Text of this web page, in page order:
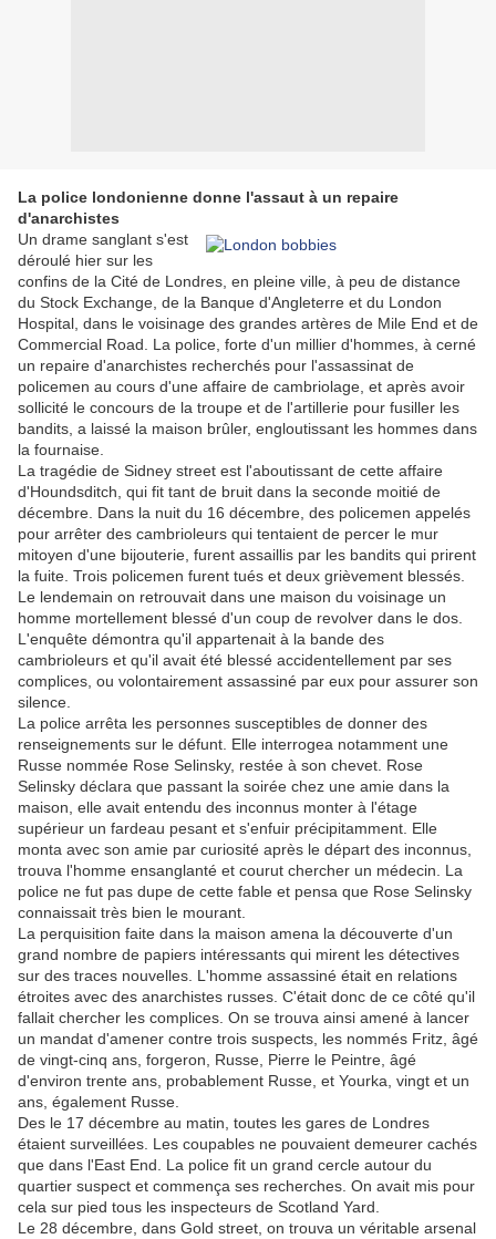
La police londonienne donne l'assaut à un repaire
d'anarchistes
Un drame sanglant s'est
déroulé hier sur les
confins de la Cité de Londres, en pleine ville, à peu de distance
du Stock Exchange, de la Banque d'Angleterre et du London
Hospital, dans le voisinage des grandes artères de Mile End et de
Commercial Road. La police, forte d'un millier d'hommes, à cerné
un repaire d'anarchistes recherchés pour l'assassinat de
policemen au cours d'une affaire de cambriolage, et après avoir
sollicité le concours de la troupe et de l'artillerie pour fusiller les
bandits, a laissé la maison brûler, engloutissant les hommes dans
la fournaise.
La tragédie de Sidney street est l'aboutissant de cette affaire
d'Houndsditch, qui fit tant de bruit dans la seconde moitié de
décembre. Dans la nuit du 16 décembre, des policemen appelés
pour arrêter des cambrioleurs qui tentaient de percer le mur
mitoyen d'une bijouterie, furent assaillis par les bandits qui prirent
la fuite. Trois policemen furent tués et deux grièvement blessés.
Le lendemain on retrouvait dans une maison du voisinage un
homme mortellement blessé d'un coup de revolver dans le dos.
L'enquête démontra qu'il appartenait à la bande des
cambrioleurs et qu'il avait été blessé accidentellement par ses
complices, ou volontairement assassiné par eux pour assurer son
silence.
La police arrêta les personnes susceptibles de donner des
renseignements sur le défunt. Elle interrogea notamment une
Russe nommée Rose Selinsky, restée à son chevet. Rose
Selinsky déclara que passant la soirée chez une amie dans la
maison, elle avait entendu des inconnus monter à l'étage
supérieur un fardeau pesant et s'enfuir précipitamment. Elle
monta avec son amie par curiosité après le départ des inconnus,
trouva l'homme ensanglanté et courut chercher un médecin. La
police ne fut pas dupe de cette fable et pensa que Rose Selinsky
connaissait très bien le mourant.
La perquisition faite dans la maison amena la découverte d'un
grand nombre de papiers intéressants qui mirent les détectives
sur des traces nouvelles. L'homme assassiné était en relations
étroites avec des anarchistes russes. C'était donc de ce côté qu'il
fallait chercher les complices. On se trouva ainsi amené à lancer
un mandat d'amener contre trois suspects, les nommés Fritz, âgé
de vingt-cinq ans, forgeron, Russe, Pierre le Peintre, âgé
d'environ trente ans, probablement Russe, et Yourka, vingt et un
ans, également Russe.
Des le 17 décembre au matin, toutes les gares de Londres
étaient surveillées. Les coupables ne pouvaient demeurer cachés
que dans l'East End. La police fit un grand cercle autour du
quartier suspect et commença ses recherches. On avait mis pour
cela sur pied tous les inspecteurs de Scotland Yard.
Le 28 décembre, dans Gold street, on trouva un véritable arsenal